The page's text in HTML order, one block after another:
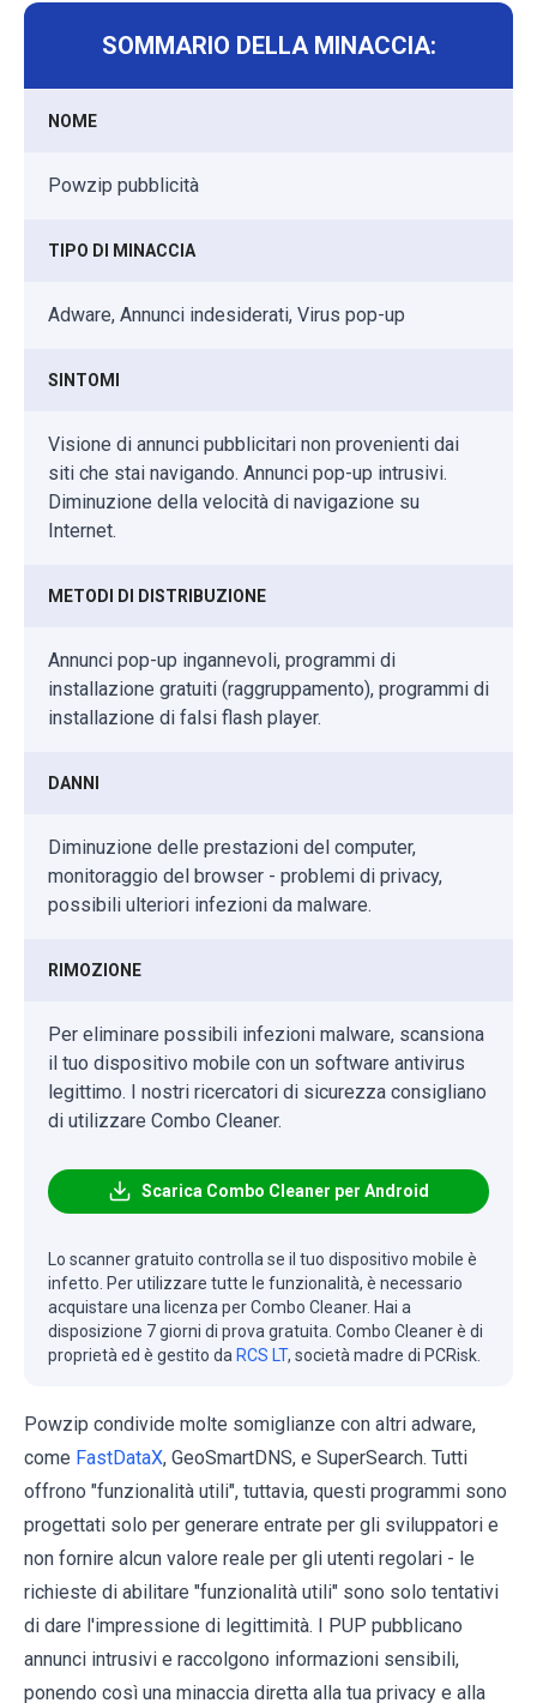
SOMMARIO DELLA MINACCIA:
NOME
Powzip pubblicità
TIPO DI MINACCIA
Adware, Annunci indesiderati, Virus pop-up
SINTOMI
Visione di annunci pubblicitari non provenienti dai
siti che stai navigando. Annunci pop-up intrusivi.
Diminuzione della velocità di navigazione su
Internet.
METODI DI DISTRIBUZIONE
Annunci pop-up ingannevoli, programmi di
installazione gratuiti (raggruppamento), programmi di
installazione di falsi flash player.
DANNI
Diminuzione delle prestazioni del computer,
monitoraggio del browser - problemi di privacy,
possibili ulteriori infezioni da malware.
RIMOZIONE
Per eliminare possibili infezioni malware, scansiona
il tuo dispositivo mobile con un software antivirus
legittimo. I nostri ricercatori di sicurezza consigliano
di utilizzare Combo Cleaner.
Scarica Combo Cleaner per Android
Lo scanner gratuito controlla se il tuo dispositivo mobile è
infetto. Per utilizzare tutte le funzionalità, è necessario
acquistare una licenza per Combo Cleaner. Hai a
disposizione 7 giorni di prova gratuita. Combo Cleaner è di
proprietà ed è gestito da RCS LT, società madre di PCRisk.
Powzip condivide molte somiglianze con altri adware,
come FastDataX, GeoSmartDNS, e SuperSearch. Tutti
offrono "funzionalità utili", tuttavia, questi programmi sono
progettati solo per generare entrate per gli sviluppatori e
non fornire alcun valore reale per gli utenti regolari - le
richieste di abilitare "funzionalità utili" sono solo tentativi
di dare l'impressione di legittimità. I PUP pubblicano
annunci intrusivi e raccolgono informazioni sensibili,
ponendo così una minaccia diretta alla tua privacy e alla